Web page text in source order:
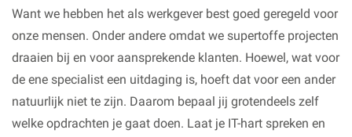
Want we hebben het als werkgever best goed geregeld voor
onze mensen. Onder andere omdat we supertoffe projecten
draaien bij en voor aansprekende klanten. Hoewel, wat voor
de ene specialist een uitdaging is, hoeft dat voor een ander
natuurlijk niet te zijn. Daarom bepaal jij grotendeels zelf
welke opdrachten je gaat doen. Laat je IT-hart spreken en